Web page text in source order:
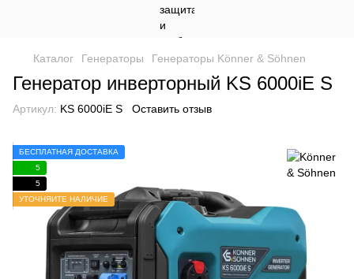
Каталог Генераторы Генераторы Könner & Söhnen
Генератор инверторный KS 6000iE S
Артикул: KS 6000iE S Оставить отзыв
БЕСПЛАТНАЯ ДОСТАВКА
5
5
УТОЧНЯЙТЕ НАЛИЧИЕ